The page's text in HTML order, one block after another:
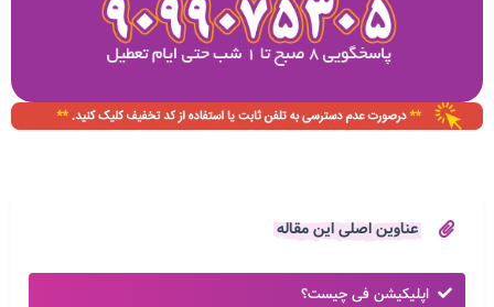
عناوین اصلی این مقاله
اپلیکیشن فی چیست؟